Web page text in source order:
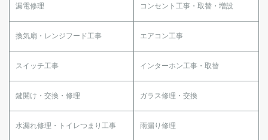
漏電修理 コンセント工事・取替・増設
換気扇・レンジフード工事 エアコン工事
スイッチ工事 インターホン工事・取替
鍵開け・交換・修理 ガラス修理・交換
水漏れ修理・トイレつまり工事 雨漏り修理